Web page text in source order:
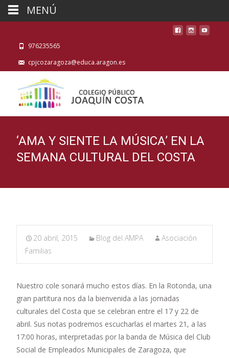
976235565
cpjcozaragoza@educa.aragon.es
‘AMA Y SIENTE LA MÚSICA’ EN LA
SEMANA CULTURAL DEL COSTA
20 abril, 2015 Blog del AMPA
Asociación
Familias
Nuestro cole sonará mucho estos días. En la Rotonda, una
gran partitura nos da la bienvenida a las jornadas
culturales del Costa que se celebran entre el 17 y 22 de
abril. Sus notas podremos escucharlas el martes 21, a las
17:00 horas, interpretadas por la banda de Música del Club
Social de Empleados Municipales de Zaragoza, que
MENÚ